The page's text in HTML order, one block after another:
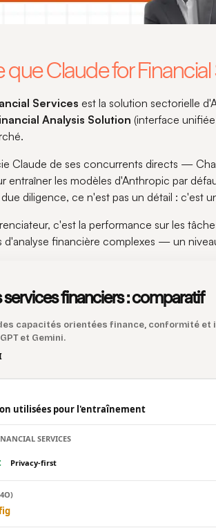
que Claude for Financial
Services est la solution sectorielle
Analysis Solution (interface
Claude de ses concurrents directs —
entraîner les modèles d'Anthropic par
diligence, ce n'est pas un détail : c'est
c'est la performance sur les
d'analyse financière complexes — un
services financiers : comparatif
capacités orientées finance, conformité
et Gemini.
utilisées pour l'entraînement
Privacy-first